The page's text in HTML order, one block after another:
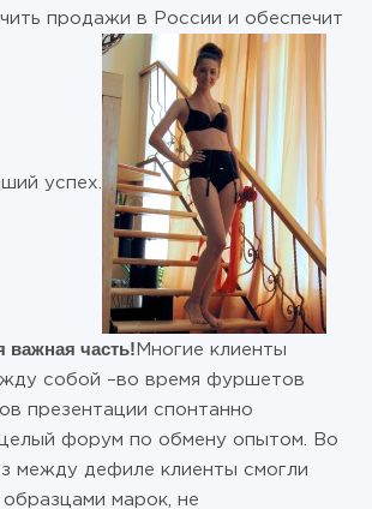
продажи в России и обеспечит
успех.
важная часть! Многие клиенты
собой –во время фуршетов
презентации спонтанно
целый форум по обмену опытом. Во
между дефиле клиенты смогли
образцами марок, не